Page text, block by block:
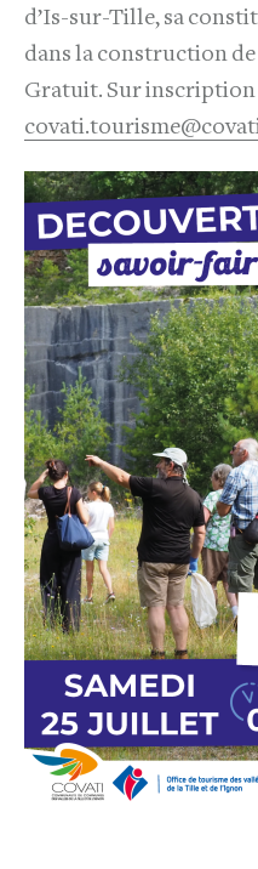
d’Is-sur-Tille, sa
dans la construction
Gratuit. Sur